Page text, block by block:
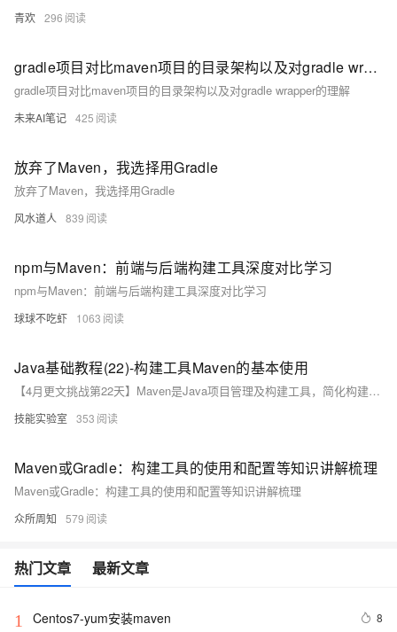
青欢 296
gradle项目对比maven项目的目录架构以及对gradle wrapper的理解
gradle项目对比maven项目的目录架构以及对gradle wrapper的理解
未来AI笔记 425
放弃了Maven，我选择用Gradle
放弃了Maven，我选择用Gradle
风水道人 839
npm与Maven：前端与后端构建工具深度对比学习
npm与Maven：前端与后端构建工具深度对比学习
球球不吃虾 1063
Java基础教程(22)-构建工具Maven的基本使用
【4月更文挑战第22天】Maven是Java项目管理及构建工具，简化构建、测试、打包和部署等任务。遵循约定优于配置原则，核心是`pom.xml`配置文件，用于管理依赖和项目信息。安装涉及下载、解压、配置环境变量。在IDEA中使用Maven创建项目，通过`pom.xml`添加依赖和管理版本。常用命令包括`clean`、`compile`、`test`、`package`、`install`和`deploy`。IDEA支持直接执行这些命令。
技能实验室 353
Maven或Gradle：构建工具的使用和配置等知识讲解梳理
Maven或Gradle：构建工具的使用和配置等知识讲解梳理
众所周知 579
热门文章 最新文章
1 Centos7-yum安装maven 8